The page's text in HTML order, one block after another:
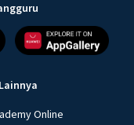
Online